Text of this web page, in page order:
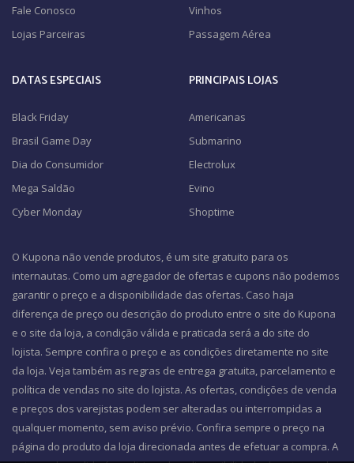
Fale Conosco
Lojas Parceiras
Vinhos
Passagem Aérea
DATAS ESPECIAIS
Black Friday
Brasil Game Day
Dia do Consumidor
Mega Saldão
Cyber Monday
PRINCIPAIS LOJAS
Americanas
Submarino
Electrolux
Evino
Shoptime
O Kupona não vende produtos, é um site gratuito para os
internautas. Como um agregador de ofertas e cupons não podemos
garantir o preço e a disponibilidade das ofertas. Caso haja
diferença de preço ou descrição do produto entre o site do Kupona
e o site da loja, a condição válida e praticada será a do site do
lojista. Sempre confira o preço e as condições diretamente no site
da loja. Veja também as regras de entrega gratuita, parcelamento e
política de vendas no site do lojista. As ofertas, condições de venda
e preços dos varejistas podem ser alteradas ou interrompidas a
qualquer momento, sem aviso prévio. Confira sempre o preço na
página do produto da loja direcionada antes de efetuar a compra. A